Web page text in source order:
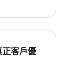
客戶優